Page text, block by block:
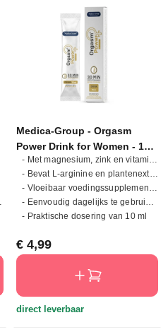
Medica-Group - Orgasm
Power Drink for Women - 10
ml
- Met magnesium, zink en vitaminen B3 en B6
- Bevat L-arginine en plantenextracten
- Vloeibaar voedingssupplement voor vrouwen
- Eenvoudig dagelijks te gebruiken
- Praktische dosering van 10 ml
Normale prijs:
€ 4,99
direct leverbaar